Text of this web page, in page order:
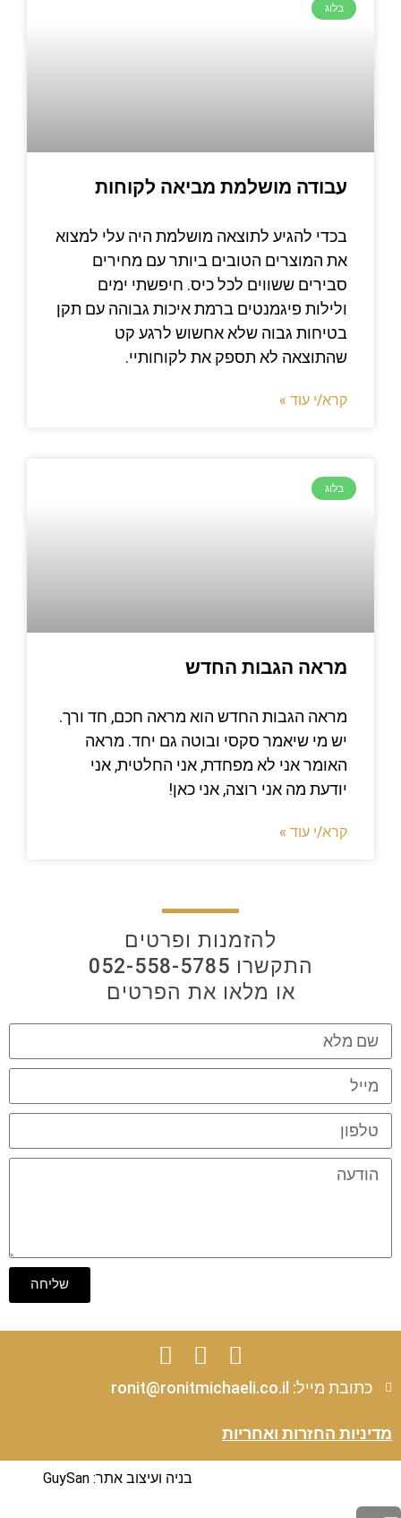
בלוג
עבודה מושלמת מביאה לקוחות
בכדי להגיע לתוצאה מושלמת היה עלי למצוא
את המוצרים הטובים ביותר עם מחירים
סבירים ששווים לכל כיס. חיפשתי ימים
ולילות פיגמנטים ברמת איכות גבוהה עם תקן
בטיחות גבוה שלא אחשוש לרגע קט
שהתוצאה לא תספק את לקוחותיי.
קרא/י עוד »
בלוג
מראה הגבות החדש
מראה הגבות החדש הוא מראה חכם, חד ורך.
יש מי שיאמר סקסי ובוטה גם יחד. מראה
האומר אני לא מפחדת, אני החלטית, אני
יודעת מה אני רוצה, אני כאן!
קרא/י עוד »
להזמנות ופרטים
התקשרו 052-558-5785
או מלאו את הפרטים
שליחה
כתובת מייל: ronit@ronitmichaeli.co.il
מדיניות החזרות ואחריות
בניה ועיצוב אתר: GuySan